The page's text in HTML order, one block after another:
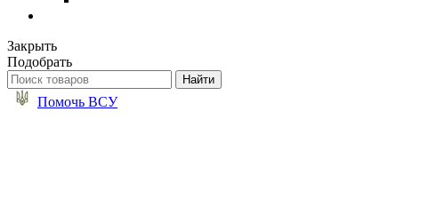
Закрыть
Подобрать
Помочь ВСУ